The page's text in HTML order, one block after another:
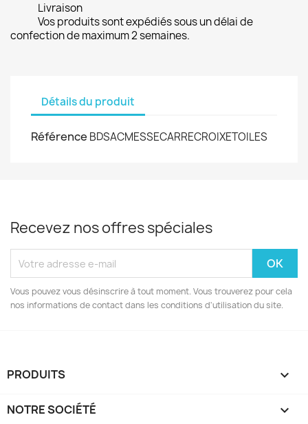
Livraison
Vos produits sont expédiés sous un délai de
confection de maximum 2 semaines.
Détails du produit
Référence BDSACMESSECARRECROIXETOILES
Recevez nos offres spéciales
Vous pouvez vous désinscrire à tout moment. Vous trouverez pour cela
nos informations de contact dans les conditions d'utilisation du site.
PRODUITS 
NOTRE SOCIÉTÉ 